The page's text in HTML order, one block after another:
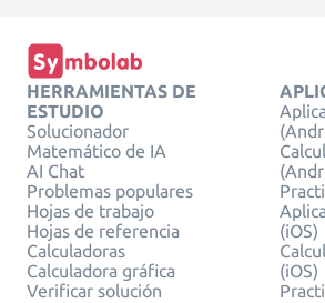
HERRAMIENTAS DE
ESTUDIO
Solucionador
Matemático de IA
AI Chat
Problemas populares
Hojas de trabajo
Hojas de referencia
Calculadoras
Calculadora gráfica
Verificar solución
(iOS)
(iOS)